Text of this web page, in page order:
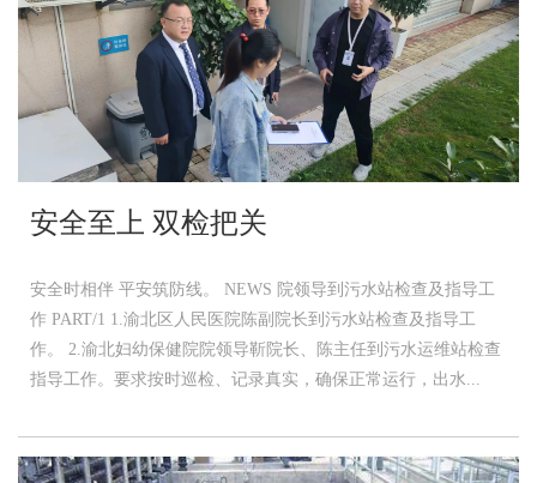
安全至上 双检把关
安全时相伴 平安筑防线。 NEWS 院领导到污水站检查及指导工
作 PART/1 1.渝北区人民医院陈副院长到污水站检查及指导工
作。 2.渝北妇幼保健院院领导靳院长、陈主任到污水运维站检查
指导工作。要求按时巡检、记录真实，确保正常运行，出水...